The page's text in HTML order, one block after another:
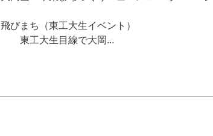
飛びまち（東工大生イベント）
東工大生目線で大岡...